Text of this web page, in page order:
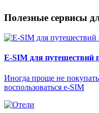
Полезные сервисы
E-SIM для путешествий
Иногда проще не
воспользоваться e-SIM